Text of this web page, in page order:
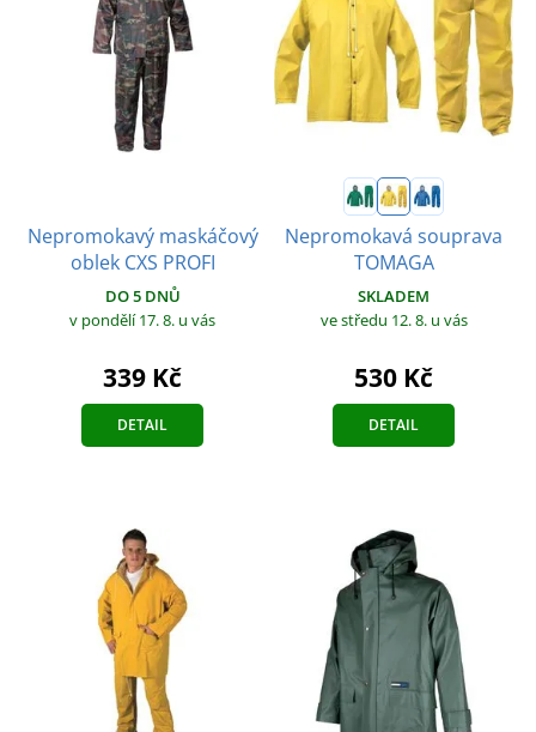
Nepromokavý maskáčový
oblek CXS PROFI
DO 5 DNŮ
v pondělí 17. 8. u vás
339 Kč
DETAIL
Nepromokavá souprava
TOMAGA
SKLADEM
ve středu 12. 8. u vás
530 Kč
DETAIL